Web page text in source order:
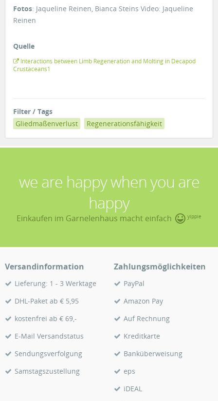
Fotos: Jaqueline Reinen, Bianca Steins Video: Jaqueline
Reinen
Quelle
Interactions between Limb Regeneration and Molting in Decapod
Crustaceans1
Filter / Tags
Gliedmaßenverlust
Regenerationsfähigkeit
we are happy when you are
happy
Einkaufen im Garnelenhaus macht einfach yippie
Versandinformation
Lieferung: 1 - 3 Werktage
DHL-Paket ab € 5,95
kostenfrei ab € 69,-
E-Mail Versandstatus
Sendungsverfolgung
Samstagszustellung
Zahlungsmöglichkeiten
PayPal
Amazon Pay
Auf Rechnung
Kreditkarte
Banküberweisung
eps
iDEAL